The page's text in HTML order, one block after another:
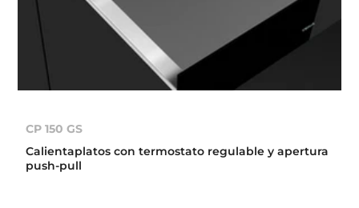
CP 150 GS
Calientaplatos con termostato regulable y apertura
push-pull